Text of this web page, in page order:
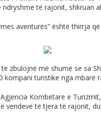
të rajonit, shkruan
aventurës” është thirrja
zbulojnë më shumë se sa
kompani turistike nga mbarë
Kombëtare e
vendeve të tjera të rajonit,